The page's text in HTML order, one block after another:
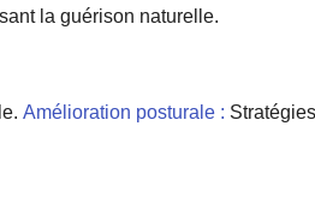
la guérison naturelle.
Amélioration posturale :